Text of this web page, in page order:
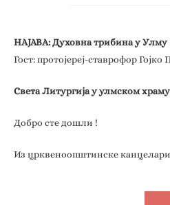
НАЈАВА: Духовна трибина у Улму
Гост: протојереј-ставрофор
Света Литургија у улмском
Добро сте дошли !
Из црквеноопштинске